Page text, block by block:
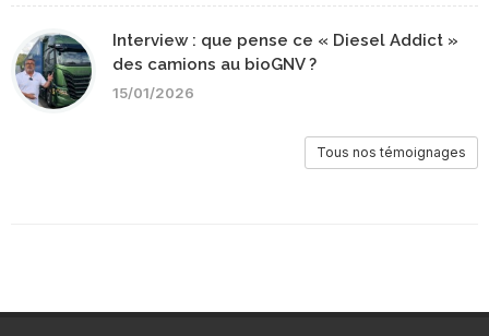
Interview : que pense ce « Diesel Addict »
des camions au bioGNV ?
15/01/2026
Tous nos témoignages